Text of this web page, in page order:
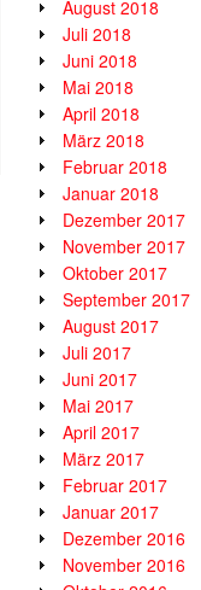
August 2018
Juli 2018
Juni 2018
Mai 2018
April 2018
März 2018
Februar 2018
Januar 2018
Dezember 2017
November 2017
Oktober 2017
September 2017
August 2017
Juli 2017
Juni 2017
Mai 2017
April 2017
März 2017
Februar 2017
Januar 2017
Dezember 2016
November 2016